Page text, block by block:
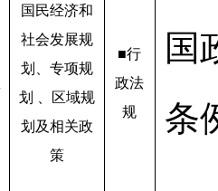
国民经济和
社会发展规
划、专项规
划 、区域规
划及相关政
策
■行
政法
规
国
条